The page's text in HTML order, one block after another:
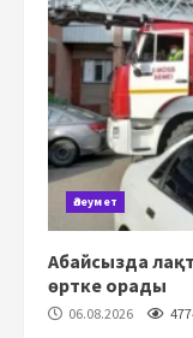
Әлеумет
Абайсызда
өртке орады
06.08.2026